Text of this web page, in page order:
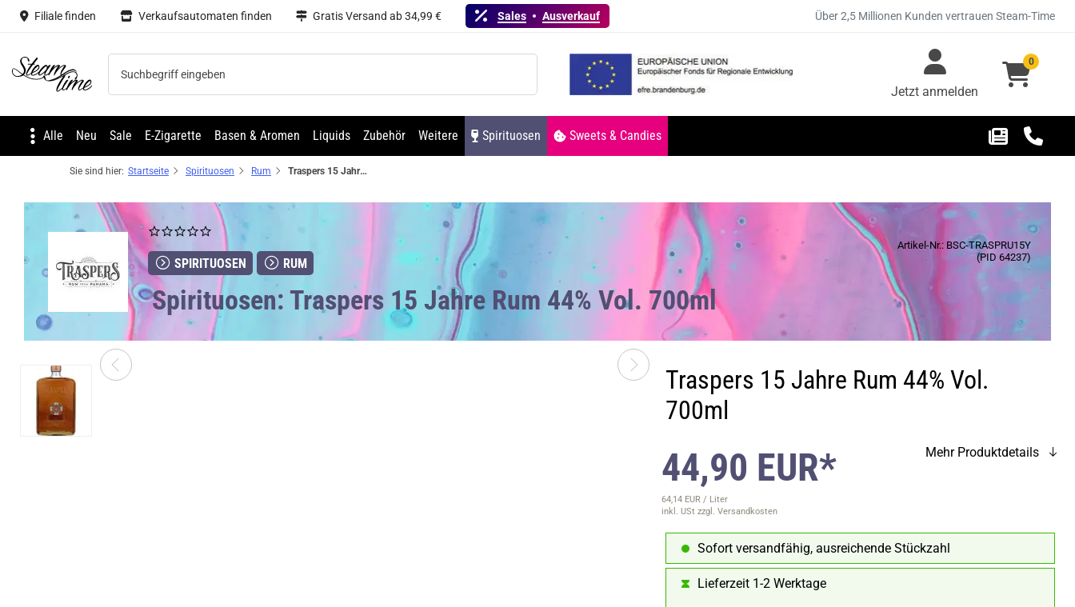
Filiale finden Verkaufsautomaten finden Gratis Versand ab 34,99 € Sales Ausverkauf Über 2,5 Millionen Kunden vertrauen Steam-Time
Steam time Jetzt anmelden
0
Alle Neu Sale E-Zigarette Basen & Aromen Liquids Zubehör Weitere Spirituosen Sweets & Candies
Sie sind hier: Startseite Spirituosen Rum Traspers 15 Jahre Rum 44% Vol. 700ml
SPIRITUOSEN RUM
Artikel-Nr.: BSC-TRASPRU15Y
(PID 64237)
Spirituosen: Traspers 15 Jahre Rum 44% Vol. 700ml
Traspers 15 Jahre Rum 44% Vol.
700ml
44,90 EUR*
64,14 EUR / Liter
inkl. USt zzgl. Versandkosten
Mehr Produktdetails
Sofort versandfähig, ausreichende Stückzahl
Lieferzeit 1-2 Werktage